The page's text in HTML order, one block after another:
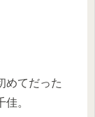
めてだった
。